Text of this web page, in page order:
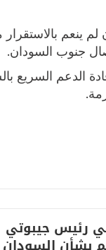
لم ينعم
جنوب السودان.
الدعم السريع
رئيس جيبوتي